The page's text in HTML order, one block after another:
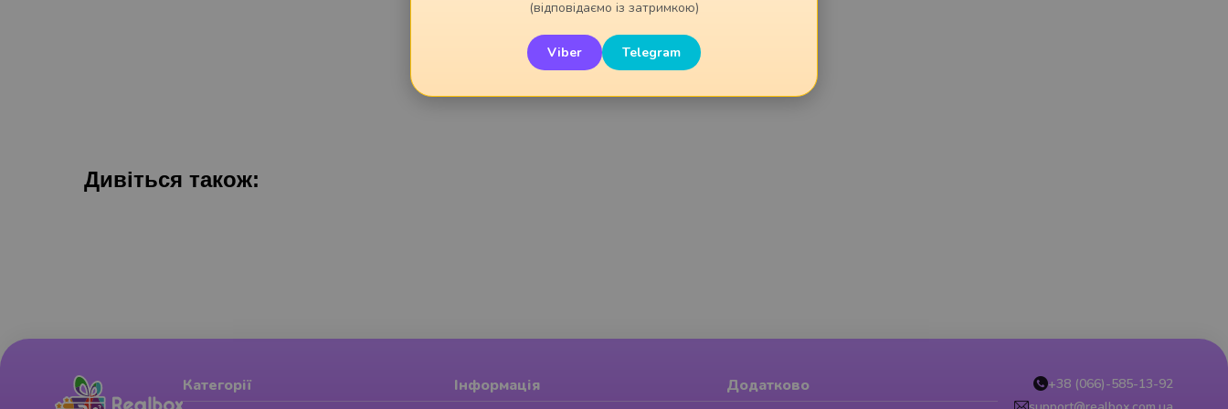
відлущення і омолодження;
насичення шкіри мінералами.
Дивіться також:
(відповідаємо із затримкою)
Viber Telegram
Категорії Інформація Додатково
+38 (066)-585-13-92